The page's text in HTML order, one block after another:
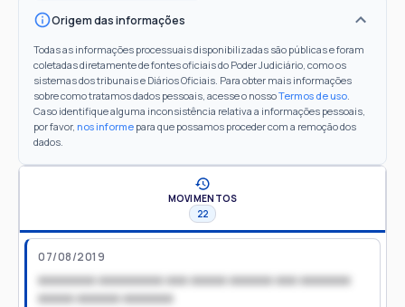
Origem das informações
Todas as informações processuais disponibilizadas são públicas e foram
coletadas diretamente de fontes oficiais do Poder Judiciário, como os
sistemas dos tribunais e Diários Oficiais. Para obter mais informações
sobre como tratamos dados pessoais, acesse o nossoTermos de uso.
Caso identifique alguma inconsistência relativa a informações pessoais,
por favor, nos informe para que possamos proceder com a remoção dos
dados.
MOVIMENTOS
22
07/08/2019
xxxxxxxx xxxxxxxxx xxx xxxxx xxxxxx xxx xxxxxxx
xxxxx xxxxxx xxxxxxx